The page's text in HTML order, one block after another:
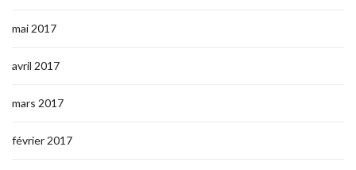
mai 2017
avril 2017
mars 2017
février 2017